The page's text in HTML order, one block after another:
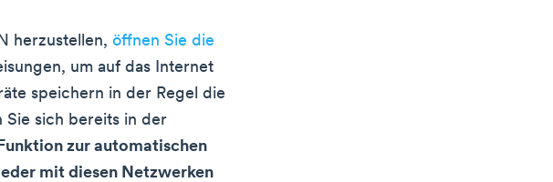
herzustellen, öffnen Sie die
um auf das Internet
speichern in der Regel die
sich bereits in der
zur automatischen
mit diesen Netzwerken